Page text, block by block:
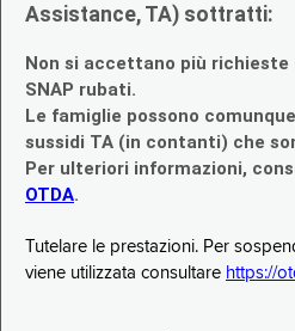
Assistance, TA) sottratti:
Non si accettano più richieste
SNAP rubati.
Le famiglie possono
sussidi TA (in contanti) che
Per ulteriori informazioni,
OTDA.
Tutelare le prestazioni. Per
viene utilizzata consultare https://